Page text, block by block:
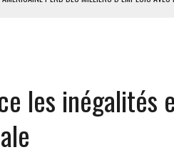
RECONSTRUCTION DES VILLAGES S’OUVRE
UN PROJET DE SANCTIONS CONTRE LA
les inégalités